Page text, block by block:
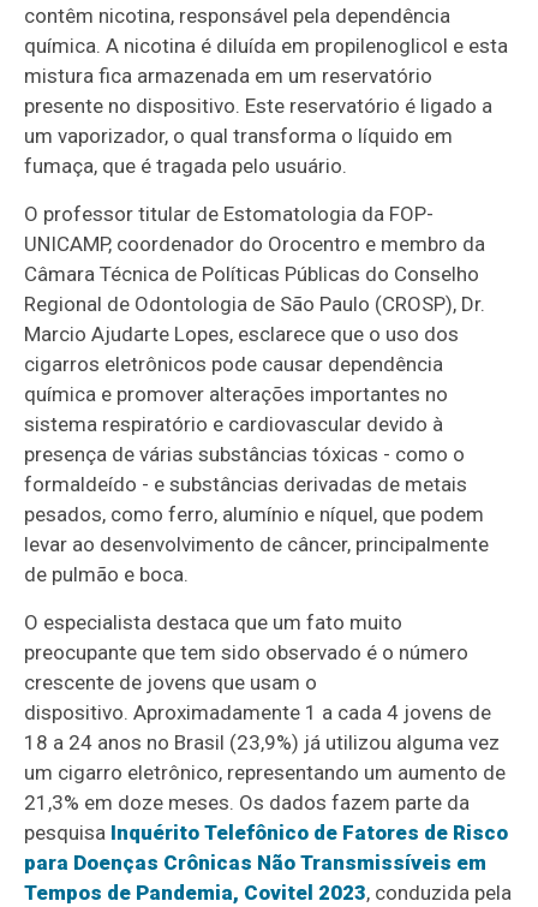
contêm nicotina, responsável pela dependência
química. A nicotina é diluída em propilenoglicol e esta
mistura fica armazenada em um reservatório
presente no dispositivo. Este reservatório é ligado a
um vaporizador, o qual transforma o líquido em
fumaça, que é tragada pelo usuário.
O professor titular de Estomatologia da FOP-
UNICAMP, coordenador do Orocentro e membro da
Câmara Técnica de Políticas Públicas do Conselho
Regional de Odontologia de São Paulo (CROSP), Dr.
Marcio Ajudarte Lopes, esclarece que o uso dos
cigarros eletrônicos pode causar dependência
química e promover alterações importantes no
sistema respiratório e cardiovascular devido à
presença de várias substâncias tóxicas - como o
formaldeído - e substâncias derivadas de metais
pesados, como ferro, alumínio e níquel, que podem
levar ao desenvolvimento de câncer, principalmente
de pulmão e boca.
O especialista destaca que um fato muito
preocupante que tem sido observado é o número
crescente de jovens que usam o
dispositivo. Aproximadamente 1 a cada 4 jovens de
18 a 24 anos no Brasil (23,9%) já utilizou alguma vez
um cigarro eletrônico, representando um aumento de
21,3% em doze meses. Os dados fazem parte da
pesquisa Inquérito Telefônico de Fatores de Risco
para Doenças Crônicas Não Transmissíveis em
Tempos de Pandemia, Covitel 2023, conduzida pela